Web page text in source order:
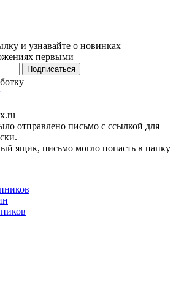
и узнавайте о новинках
первыми
отправлено письмо с ссылкой для
ящик, письмо могло попасть в папку